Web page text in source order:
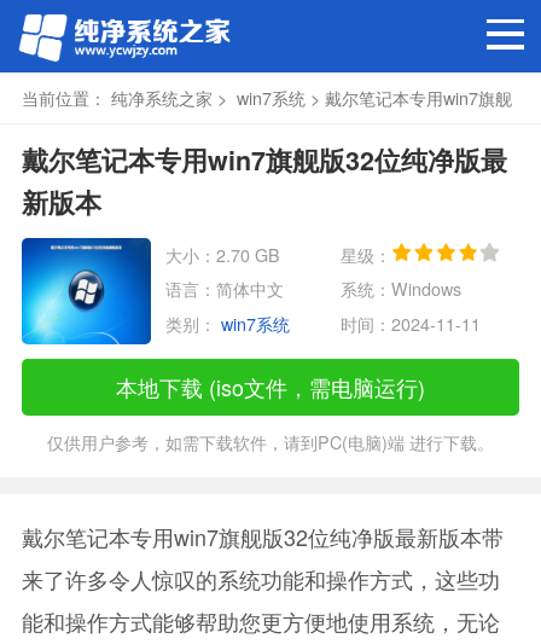
当前位置： 纯净系统之家 > win7系统 > 戴尔笔记本专用win7旗舰
版32位纯净版最新版本
戴尔笔记本专用win7旗舰版32位纯净版最
新版本
大小：2.70 GB
星级：
语言：简体中文
系统：Windows
类别：win7系统 时间：2024-11-11
本地下载 (iso文件，需电脑运行)
仅供用户参考，如需下载软件，请到PC(电脑)端 进行下载。
戴尔笔记本专用win7旗舰版32位纯净版最新版本带
来了许多令人惊叹的系统功能和操作方式，这些功
能和操作方式能够帮助您更方便地使用系统，无论